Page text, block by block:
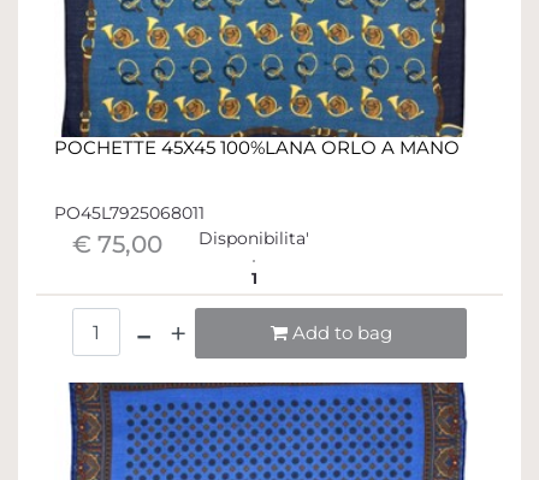
POCHETTE 45X45 100%LANA ORLO A MANO
PO45L7925068011
€ 75,00 Disponibilita'
1
Add to bag